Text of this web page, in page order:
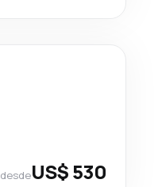
desdeUS$ 530